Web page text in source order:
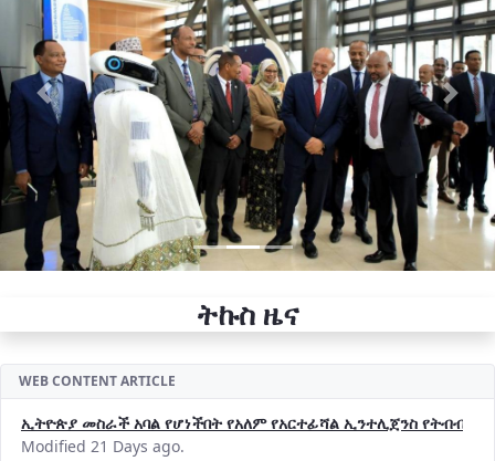
Previous Next
ትኩስ ዜና
WEB CONTENT ARTICLE
ኢትዮጵያ መስራች አባል የሆነችበት የአለም የአርተፊሻል ኢንተሊጀንስ የትብብር
Modified 21 Days ago.